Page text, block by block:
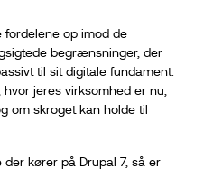
fordelene op imod de
begrænsninger, der
til sit digitale fundament.
jeres virksomhed er nu,
om skroget kan holde til
kører på Drupal 7, så er